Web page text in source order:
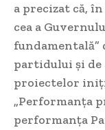
a precizat că,
cea a
fundamentală”
partidului și de
proiectelor
„Performanța
performanța